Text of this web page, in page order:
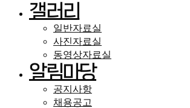
갤러리
일반자료실
사진자료실
동영상자료실
알림마당
공지사항
채용공고